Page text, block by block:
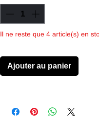
Il ne reste que 4 article(s) en
Ajouter au panier